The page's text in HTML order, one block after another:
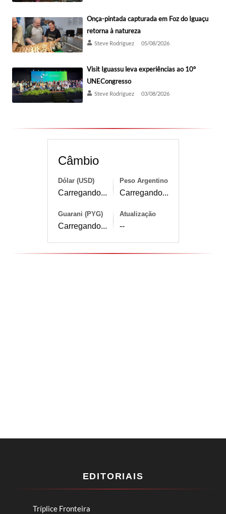
Onça-pintada capturada em Foz do Iguaçu
retorna à natureza
Steve Rodríguez 05/08/2026
Visit Iguassu leva experiências ao 10º
UNECongresso
Steve Rodríguez 03/08/2026
Câmbio
Dólar (USD)
Carregando...
Peso Argentino
Carregando...
Guarani (PYG)
Carregando...
Atualização
--
EDITORIAIS
Tríplice Fronteira